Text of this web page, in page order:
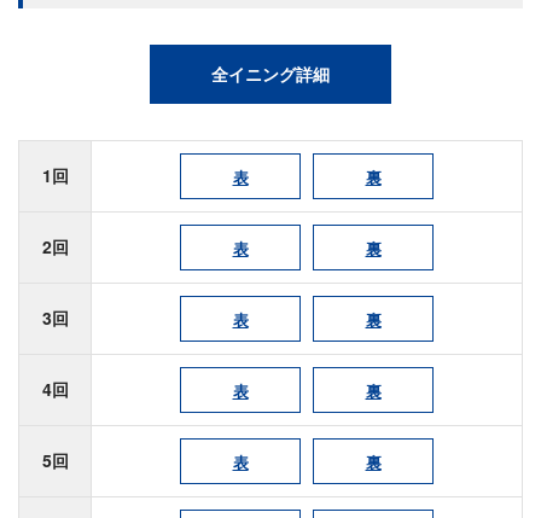
全イニング詳細
1回 表 裏
2回 表 裏
3回 表 裏
4回 表 裏
5回 表 裏